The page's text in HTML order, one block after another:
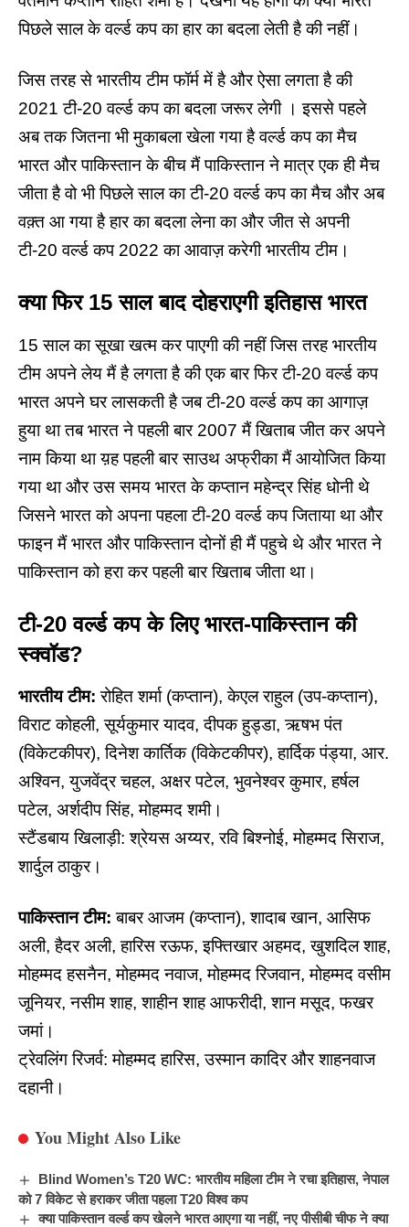
पिछले साल के वर्ल्ड कप का हार का बदला लेती है की नहीं।
जिस तरह से भारतीय टीम फॉर्म में है और ऐसा लगता है की
2021 टी-20 वर्ल्ड कप का बदला जरूर लेगी । इससे पहले
अब तक जितना भी मुकाबला खेला गया है वर्ल्ड कप का मैच
भारत और पाकिस्तान के बीच मैं पाकिस्तान ने मात्र एक ही मैच
जीता है वो भी पिछले साल का टी-20 वर्ल्ड कप का मैच और अब
वक़्त आ गया है हार का बदला लेना का और जीत से अपनी
टी-20 वर्ल्ड कप 2022 का आवाज़ करेगी भारतीय टीम।
क्या फिर 15 साल बाद दोहराएगीइतिहास भारत
15 साल का सूखा खत्म कर पाएगी की नहीं जिस तरह भारतीय
टीम अपने लेय मैं है लगता है की एक बार फिर टी-20 वर्ल्ड कप
भारत अपने घर लासकती है जब टी-20 वर्ल्ड कप का आगाज़
हुया था तब भारत ने पहली बार 2007 मैं खिताब जीत कर अपने
नाम किया था य़ह पहली बार साउथ अफ्रीका मैं आयोजित किया
गया था और उस समय भारत के कप्तान महेन्द्र सिंह धोनी थे
जिसने भारत को अपना पहला टी-20 वर्ल्ड कप जिताया था और
फाइन मैं भारत और पाकिस्तान दोनों ही मैं पहुचे थे और भारत ने
पाकिस्तान को हरा कर पहली बार खिताब जीता था।
टी-20 वर्ल्ड कप के लिए भारत-पाकिस्तान की
स्क्वॉड?
भारतीय टीम: रोहित शर्मा (कप्तान), केएल राहुल (उप-कप्तान),
विराट कोहली, सूर्यकुमार यादव, दीपक हुड्डा, ऋषभ पंत
(विकेटकीपर), दिनेश कार्तिक (विकेटकीपर), हार्दिक पंड्या, आर.
अश्विन, युजवेंद्र चहल, अक्षर पटेल, भुवनेश्वर कुमार, हर्षल
पटेल, अर्शदीप सिंह, मोहम्मद शमी।
स्टैंडबाय खिलाड़ी: श्रेयस अय्यर, रवि बिश्नोई, मोहम्मद सिराज,
शार्दुल ठाकुर।
पाकिस्तान टीम: बाबर आजम (कप्तान), शादाब खान, आसिफ
अली, हैदर अली, हारिस रऊफ, इफ्तिखार अहमद, खुशदिल शाह,
मोहम्मद हसनैन, मोहम्मद नवाज, मोहम्मद रिजवान, मोहम्मद वसीम
जूनियर, नसीम शाह, शाहीन शाह आफरीदी, शान मसूद, फखर
जमां।
ट्रेवलिंग रिजर्व: मोहम्मद हारिस, उस्मान कादिर और शाहनवाज
दहानी।
You Might Also Like
Blind Women’s T20 WC: भारतीय महिला टीम ने रचा इतिहास, नेपाल
को 7 विकेट से हराकर जीता पहला T20 विश्व कप
क्या पाकिस्तान वर्ल्ड कप खेलने भारत आएगा या नहीं, नए पीसीबी चीफ ने क्या